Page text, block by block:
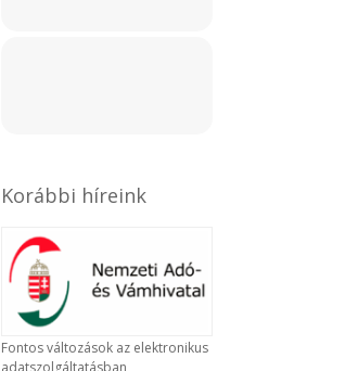
Korábbi híreink
Fontos változások az elektronikus